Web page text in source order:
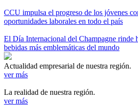
CCU impulsa el progreso de los jóvenes
oportunidades laborales en todo el país
El Día Internacional del Champagne rinde
bebidas más emblemáticas del mundo
Actualidad empresarial de nuestra región.
ver más
La realidad de nuestra región.
ver más